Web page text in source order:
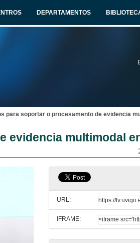
DEPARTAMENTOS
para soportar o procesamento de evidencia
evidencia multimodal
URL:
IFRAME:
28 de
28
28 de